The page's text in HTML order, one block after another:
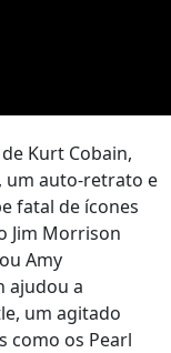
Kurt Cobain,
um auto-retrato e
fatal de ícones
Jim Morrison
Amy
ajudou a
um agitado
como os Pearl